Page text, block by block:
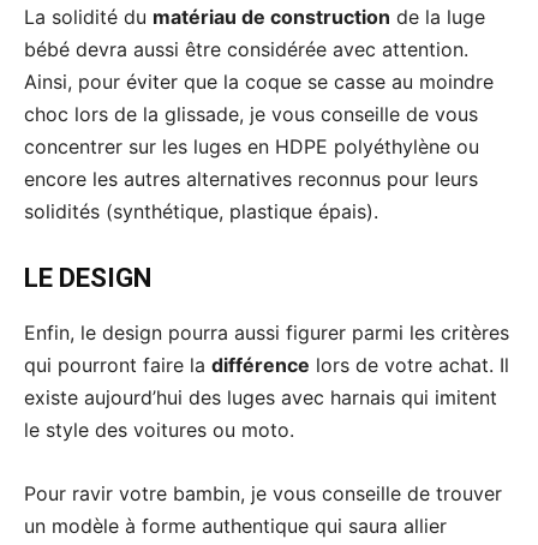
La solidité du matériau de construction de la luge
bébé devra aussi être considérée avec attention.
Ainsi, pour éviter que la coque se casse au moindre
choc lors de la glissade, je vous conseille de vous
concentrer sur les luges en HDPE polyéthylène ou
encore les autres alternatives reconnus pour leurs
solidités (synthétique, plastique épais).
LE DESIGN
Enfin, le design pourra aussi figurer parmi les critères
qui pourront faire la différence lors de votre achat. Il
existe aujourd’hui des luges avec harnais qui imitent
le style des voitures ou moto.
Pour ravir votre bambin, je vous conseille de trouver
un modèle à forme authentique qui saura allier